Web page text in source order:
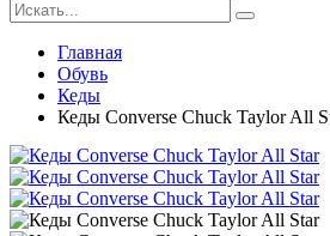
Главная
Обувь
Кеды
Кеды Converse Chuck Taylor All